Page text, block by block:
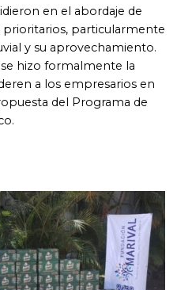
en el abordaje de
prioritarios, particularmente
y su aprovechamiento.
hizo formalmente la
a los empresarios en
del Programa de